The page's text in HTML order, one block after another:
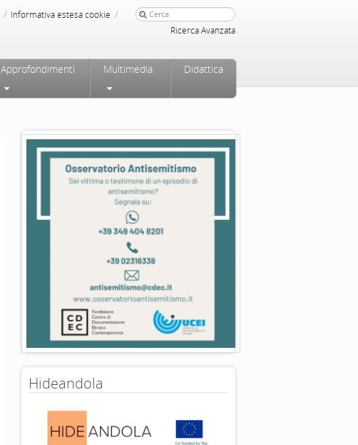
/ Informativa estesa cookie /
Ricerca Avanzata
Approfondimenti Multimedia Didattica
Hideandola